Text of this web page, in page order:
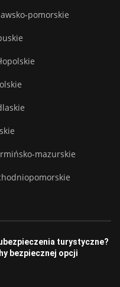
pomorskie
mazurskie
turystyczne?
bezpiecznej opcji